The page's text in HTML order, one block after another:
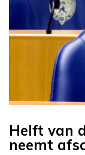
Helft van
neemt